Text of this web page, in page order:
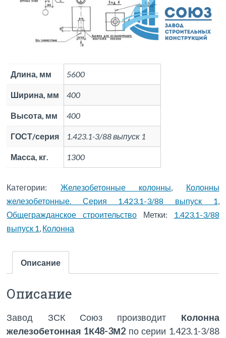
Длина, мм 5600
Ширина, мм 400
Высота, мм 400
ГОСТ/серия 1.423.1-3/88 выпуск 1
Масса, кг. 1300
Категории: Железобетонные колонны, Колонны
железобетонные. Серия 1.423.1-3/88 выпуск 1,
Общегражданское строительство
Метки: 1.423.1-3/88
выпуск 1, Колонна
Описание
Описание
Завод ЗСК Союз производит Колонна
железобетонная 1К48-3М2 по серии 1.423.1-3/88